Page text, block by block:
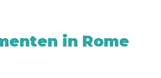
in Rome